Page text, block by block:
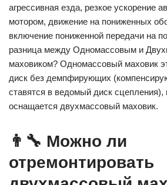
агрессивная езда, резкое ускорение
мотором, движение на пониженных
включение пониженной передачи на
разница между Одномассовым и
маховиком? Одномассовый маховик
диск без демпфирующих
ставятся в ведомый диск сцепления),
оснащается двухмассовый маховик.
👨‍🔧 Можно ли
отремонтировать